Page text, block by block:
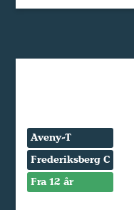
Aveny-T
Frederiksberg C
Fra 12 år